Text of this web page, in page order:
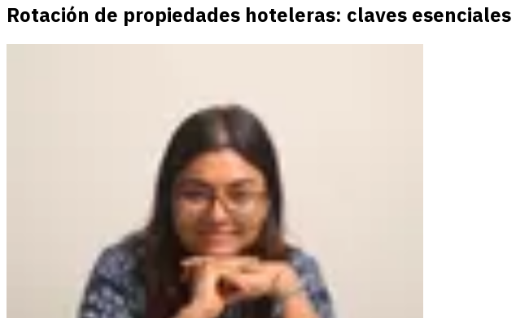
Rotación de propiedades hoteleras: claves esenciales